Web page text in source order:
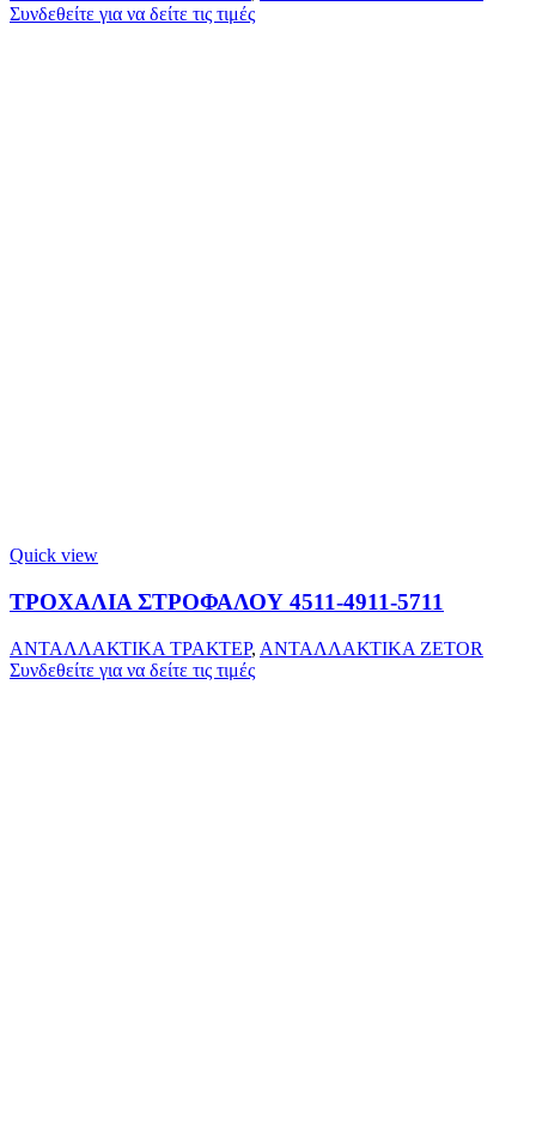
Συνδεθείτε για να δείτε τις τιμές
Quick view
ΤΡΟΧΑΛΙΑ ΣΤΡΟΦΑΛΟΥ 4511-4911-5711
ΑΝΤΑΛΛΑΚΤΙΚΑ ΤΡΑΚΤΕΡ, ΑΝΤΑΛΛΑΚΤΙΚΑ ZETOR
Συνδεθείτε για να δείτε τις τιμές